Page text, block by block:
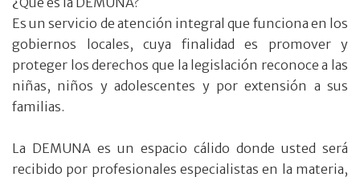
Es un servicio de atención integral que funciona en los
gobiernos locales, cuya finalidad es promover y
proteger los derechos que la legislación reconoce a las
niñas, niños y adolescentes y por extensión a sus
familias.
La DEMUNA es un espacio cálido donde usted será
recibido por profesionales especialistas en la materia,